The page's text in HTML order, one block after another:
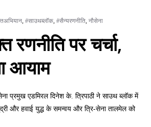
, #साउथब्लॉक, #सैन्यरणनीति, नौसेना
पर चर्चा,
आयाम
प्रमुख एडमिरल दिनेश के. त्रिपाठी ने साउथ ब्लॉक में
और हवाई युद्ध के समन्वय और त्रि-सेना तालमेल को